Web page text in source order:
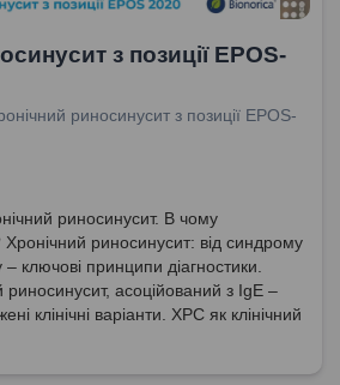
з позиції EPOS-
риносинусит з позиції EPOS-
риносинусит. В чому
риносинусит: від синдрому
– ключові принципи діагностики.
асоційований з IgE –
клінічні варіанти. ХРС як клінічний